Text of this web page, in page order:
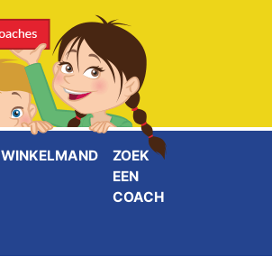
WINKELMAND
ZOEK
EEN
COACH